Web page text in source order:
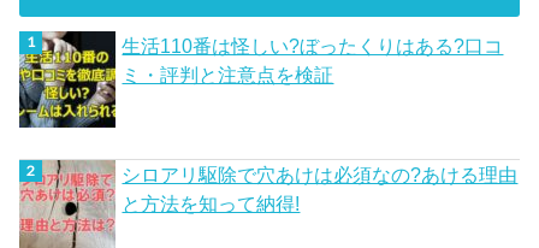
生活110番は怪しい?ぼったくりはある?口コ
ミ・評判と注意点を検証
シロアリ駆除で穴あけは必須なの?あける理由
と方法を知って納得!